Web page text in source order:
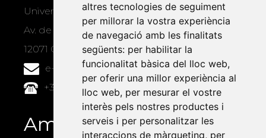
altres tecnologies de seguiment
per millorar la vostra experiència
de navegació amb les finalitats
següents: per habilitar la
funcionalitat bàsica del lloc web,
per oferir una millor experiència al
lloc web, per mesurar el vostre
interès pels nostres productes i
serveis i per personalitzar les
interaccions de màrqueting, per
Universitat Jaume I, local 10
Av. de Vicent Sos Baynat, s/n
12071 Castelló de la Plana
e-buc@vives.org
+34 964 72 89 93
Amb el suport